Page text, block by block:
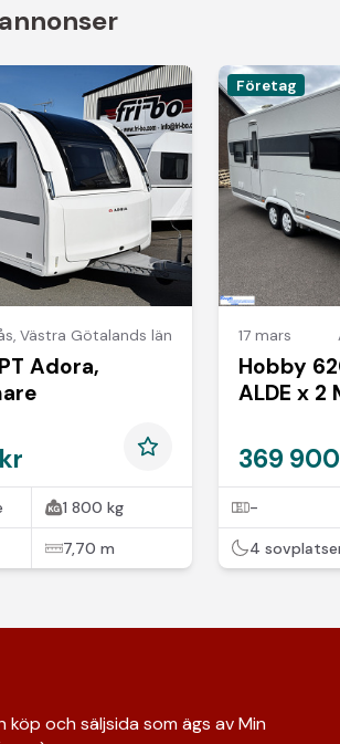
, Västra Götalands län
Adora,
1 800 kg
7,70 m
Företag
17 mars
Hobby
ALDE x 2
369
-
4
köp och säljsida som ägs av Min